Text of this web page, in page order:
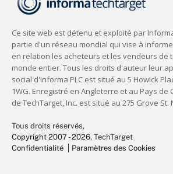
Tous droits réservés,
Copyright 2007 - 2026, TechTarget
Confidentialité
Paramètres des Cookies